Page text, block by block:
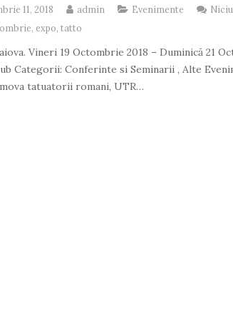
11, 2018 admin Evenimente
, expo,tatto
Vineri 19 Octombrie 2018 – Duminică 21
Categorii: Conferinte si Seminarii , Alte
tatuatorii romani, UTR…